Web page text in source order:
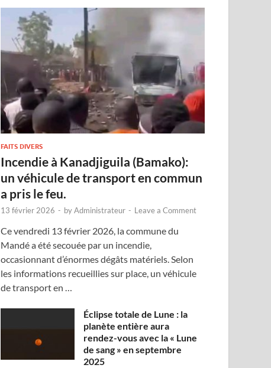
FAITS DIVERS
Incendie à Kanadjiguila (Bamako):
un véhicule de transport en commun
a pris le feu.
13 février 2026 - byAdministrateur - Leave a Comment
Ce vendredi 13 février 2026, la commune du
Mandé a été secouée par un incendie,
occasionnant d’énormes dégâts matériels. Selon
les informations recueillies sur place, un véhicule
de transport en …
Éclipse totale de Lune : la
planète entière aura
rendez-vous avec la « Lune
de sang » en septembre
2025